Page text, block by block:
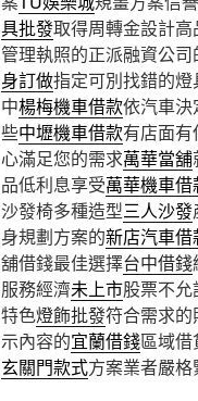
具批發取得周轉金設計
管理執照的正派融資公
身訂做指定可別找錯的
中楊梅機車借款依汽車
些中壢機車借款有店面
心滿足您的需求萬華當舖
品低利息享受萬華機車借
沙發椅多種造型三人沙發
身規劃方案的新店汽車借
舖借錢最佳選擇台中借錢
服務經濟未上市股票不
特色燈飾批發符合需求
示內容的宜蘭借錢區域
玄關門款式方案業者嚴